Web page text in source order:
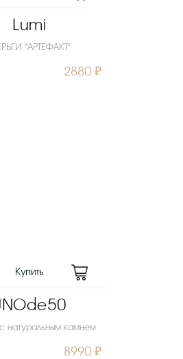
Lumi
"АРТЕФАКТ"
2880 ₽
натуральным камнем
8990 ₽